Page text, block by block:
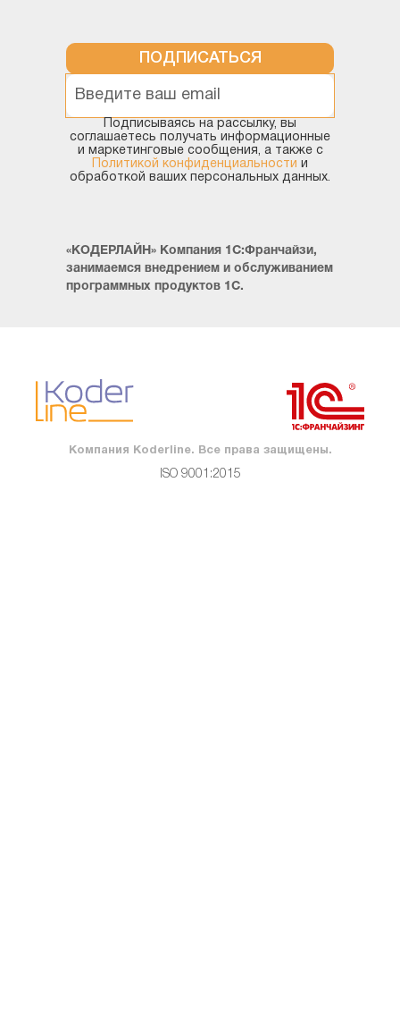
ПОДПИСАТЬСЯ
Подписываясь на рассылку, вы
соглашаетесь получать информационные
и маркетинговые сообщения, а также с
Политикой конфиденциальности
и
обработкой ваших персональных данных.
«КОДЕРЛАЙН» Компания 1С:Франчайзи,
занимаемся внедрением и обслуживанием
программных продуктов 1С.
Компания Koderline. Все права защищены.
ISO 9001:2015